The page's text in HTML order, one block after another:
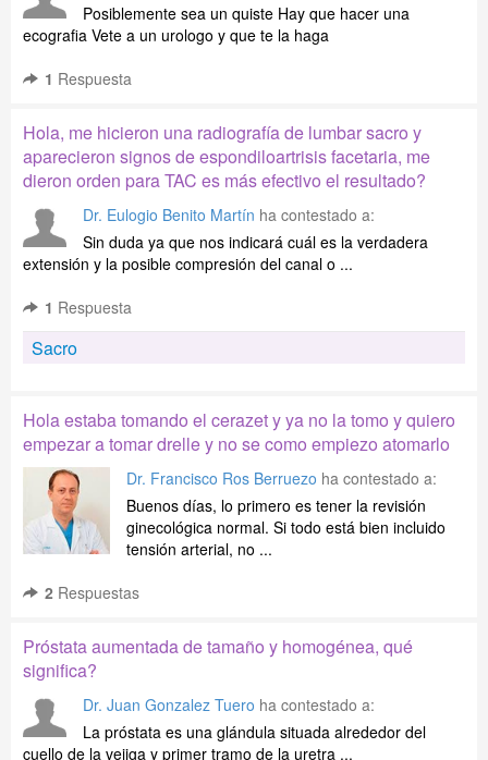
Posiblemente sea un quiste Hay que hacer una
ecografia Vete a un urologo y que te la haga
1 Respuesta
Hola, me hicieron una radiografía de lumbar sacro y
aparecieron signos de espondiloartrisis facetaria, me
dieron orden para TAC es más efectivo el resultado?
Dr. Eulogio Benito Martín ha contestado a:
Sin duda ya que nos indicará cuál es la verdadera
extensión y la posible compresión del canal o ...
1 Respuesta
Sacro
Hola estaba tomando el cerazet y ya no la tomo y quiero
empezar a tomar drelle y no se como empiezo atomarlo
Dr. Francisco Ros Berruezo ha contestado a:
Buenos días, lo primero es tener la revisión
ginecológica normal. Si todo está bien incluido
tensión arterial, no ...
2 Respuestas
Próstata aumentada de tamaño y homogénea, qué
significa?
Dr. Juan Gonzalez Tuero ha contestado a:
La próstata es una glándula situada alrededor del
cuello de la vejiga y primer tramo de la uretra ...